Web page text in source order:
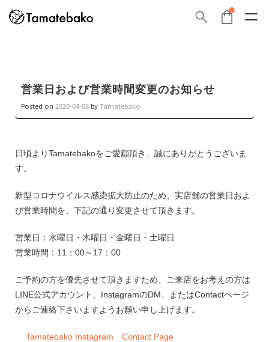
営業日および営業時間変更のお知らせ
Posted on 2020-04-03 byTamatebako
日頃よりTamatebakoをご愛顧頂き、誠にありがとうございま
す。
新型コロナウイルス感染拡大防止のため、実店舗の営業日およ
び営業時間を、下記の通り変更させて頂きます。
営業日：水曜日・木曜日・金曜日・土曜日
営業時間：11：00～17：00
ご予約の方を優先させて頂きますため、ご来店をお考えの方は
LINE公式アカウント、InstagramのDM、またはContactページ
からご連絡下さいますようお願い申し上げます。
Tamatebako Instagram Contact Page